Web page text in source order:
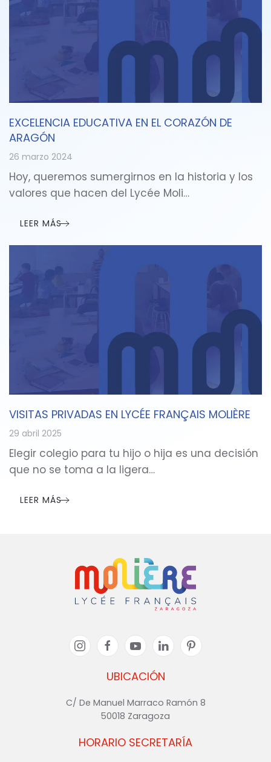
EXCELENCIA EDUCATIVA EN EL CORAZÓN DE
ARAGÓN
26 marzo 2024
Hoy, queremos sumergirnos en la historia y los
valores que hacen del Lycée Moli…
LEER MÁS
VISITAS PRIVADAS EN LYCÉE FRANÇAIS MOLIÈRE
29 abril 2025
Elegir colegio para tu hijo o hija es una decisión
que no se toma a la ligera…
LEER MÁS
UBICACIÓN
C/ De Manuel Marraco Ramón 8
50018 Zaragoza
HORARIO SECRETARÍA